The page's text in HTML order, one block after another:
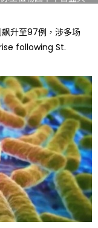
各界亲身体验划行乐
物多样性研究与中美
来赴约 —— 密苏里植物
家Darek演绎一场古筝
升至97例，涉多场
following St.